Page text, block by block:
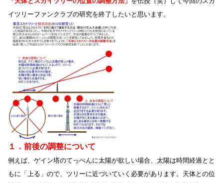
イツリーファンクラブの研究を終了したいと思います。
１．前後の調整について
例えば、ゲイン塔のてっぺんに太陽が欲しい場合、太陽は時間経過とと
もに「上る」ので、ツリーに近づいていく必要があります。天体との位